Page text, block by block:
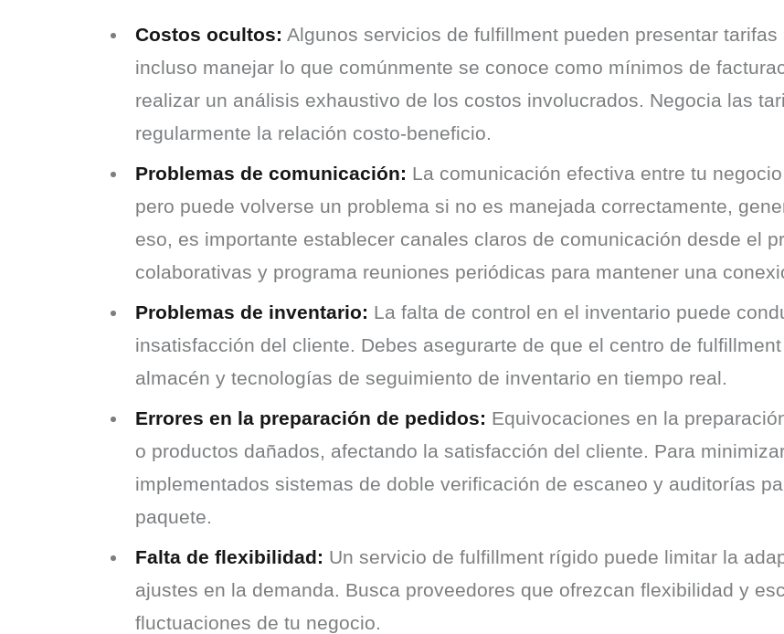
Costos ocultos: Algunos servicios de fulfillment pueden presentar
incluso manejar lo que comúnmente se conoce como mínimos de
realizar un análisis exhaustivo de los costos involucrados. Negocia las
regularmente la relación costo-beneficio.
Problemas de comunicación: La comunicación efectiva entre tu
pero puede volverse un problema si no es manejada correctamente,
eso, es importante establecer canales claros de comunicación desde el
colaborativas y programa reuniones periódicas para mantener una
Problemas de inventario: La falta de control en el inventario puede
insatisfacción del cliente. Debes asegurarte de que el centro de
almacén y tecnologías de seguimiento de inventario en tiempo real.
Errores en la preparación de pedidos: Equivocaciones en la
o productos dañados, afectando la satisfacción del cliente. Para
implementados sistemas de doble verificación de escaneo y auditorías
paquete.
Falta de flexibilidad: Un servicio de fulfillment rígido puede limitar la
ajustes en la demanda. Busca proveedores que ofrezcan flexibilidad y
fluctuaciones de tu negocio.